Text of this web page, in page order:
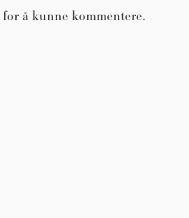
for å kunne kommentere.